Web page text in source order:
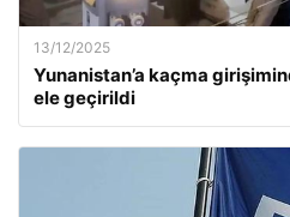
13/12/2025
Yunanistan’a kaçma
ele geçirildi